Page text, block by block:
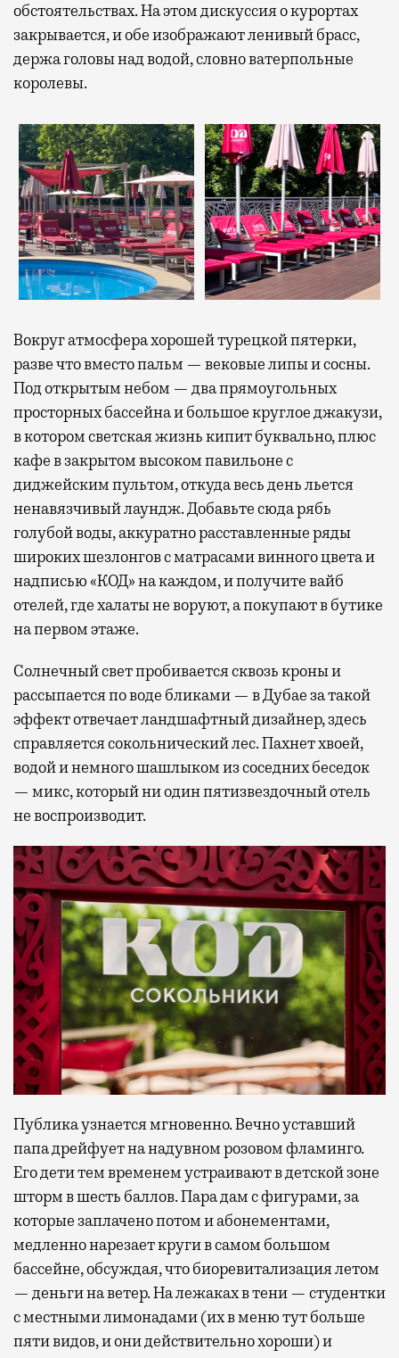
обстоятельствах. На этом дискуссия о курортах
закрывается, и обе изображают ленивый брасс,
держа головы над водой, словно ватерпольные
королевы.
Вокруг атмосфера хорошей турецкой пятерки,
разве что вместо пальм — вековые липы и сосны.
Под открытым небом — два прямоугольных
просторных бассейна и большое круглое джакузи,
в котором светская жизнь кипит буквально, плюс
кафе в закрытом высоком павильоне с
диджейским пультом, откуда весь день льется
ненавязчивый лаундж. Добавьте сюда рябь
голубой воды, аккуратно расставленные ряды
широких шезлонгов с матрасами винного цвета и
надписью «КОД» на каждом, и получите вайб
отелей, где халаты не воруют, а покупают в бутике
на первом этаже.
Солнечный свет пробивается сквозь кроны и
рассыпается по воде бликами — в Дубае за такой
эффект отвечает ландшафтный дизайнер, здесь
справляется сокольнический лес. Пахнет хвоей,
водой и немного шашлыком из соседних беседок
— микс, который ни один пятизвездочный отель
не воспроизводит.
Публика узнается мгновенно. Вечно уставший
папа дрейфует на надувном розовом фламинго.
Его дети тем временем устраивают в детской зоне
шторм в шесть баллов. Пара дам с фигурами, за
которые заплачено потом и абонементами,
медленно нарезает круги в самом большом
бассейне, обсуждая, что биоревитализация летом
— деньги на ветер. На лежаках в тени — студентки
с местными лимонадами (их в меню тут больше
пяти видов, и они действительно хороши) и